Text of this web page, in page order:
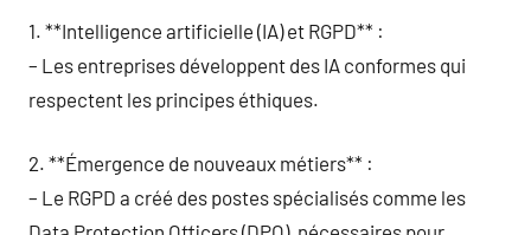
1. **Intelligence artificielle (IA) et RGPD** :
– Les entreprises développent des IA conformes qui
respectent les principes éthiques.
2. **Émergence de nouveaux métiers** :
– Le RGPD a créé des postes spécialisés comme les